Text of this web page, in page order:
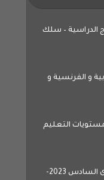
الدراسية – سلك
و الفرنسية و
التعليم
جميع فروض المرحلة الأولى المستوى السادس 2023-